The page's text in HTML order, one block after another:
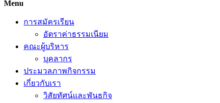
Menu
การสมัครเรียน
อัตราค่าธรรมเนียม
คณะผู้บริหาร
บุคลากร
ประมวลภาพกิจกรรม
เกี่ยวกับเรา
วิสัยทัศน์และพันธกิจ